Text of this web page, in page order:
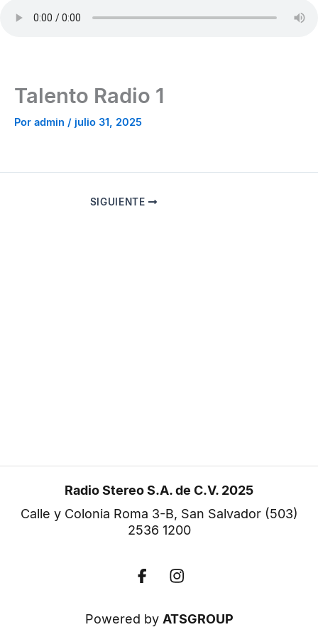
Talento Radio 1
Por admin / julio 31, 2025
SIGUIENTE
Radio Stereo S.A. de C.V. 2025
Calle y Colonia Roma 3-B, San Salvador (503)
2536 1200
F
a
e
b
I
n
t
a
Powered by ATSGROUP